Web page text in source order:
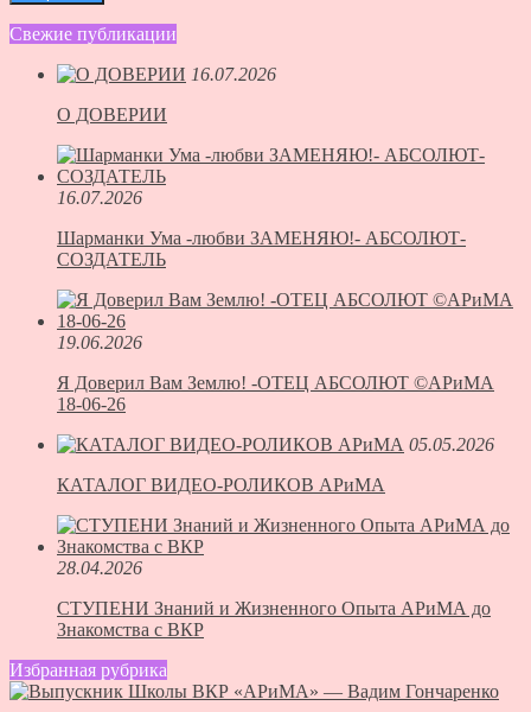
Свежие публикации
16.07.2026
О ДОВЕРИИ
16.07.2026
Шарманки Ума -любви ЗАМЕНЯЮ!- АБСОЛЮТ-
СОЗДАТЕЛЬ
19.06.2026
Я Доверил Вам Землю! -ОТЕЦ АБСОЛЮТ ©АРиМА
18-06-26
05.05.2026
КАТАЛОГ ВИДЕО-РОЛИКОВ АРиМА
28.04.2026
СТУПЕНИ Знаний и Жизненного Опыта АРиМА до
Знакомства с ВКР
Избранная рубрика